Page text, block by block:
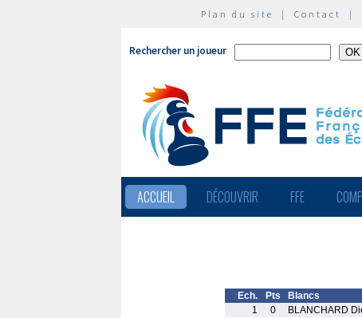
Plan du site | Contact |
Rechercher un joueur
ACCUEIL DÉCOUVRIR FFE
Ech. Pts Blancs
1
0 BLANCHARD